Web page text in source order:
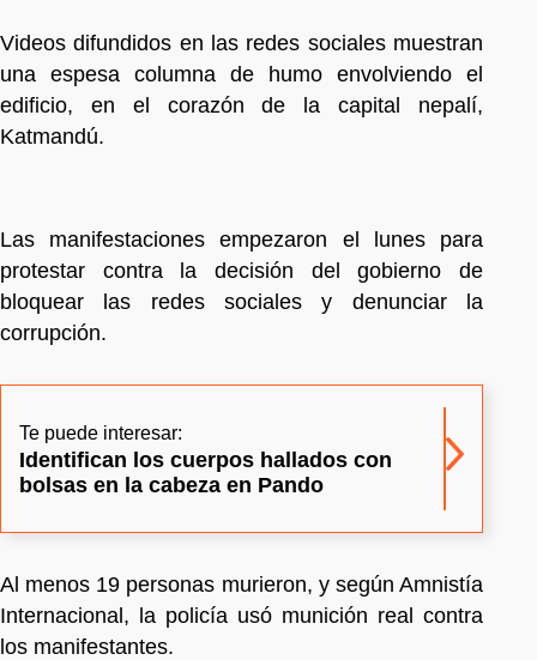
Videos difundidos en las redes sociales muestran
una espesa columna de humo envolviendo el
edificio, en el corazón de la capital nepalí,
Katmandú.
Las manifestaciones empezaron el lunes para
protestar contra la decisión del gobierno de
bloquear las redes sociales y denunciar la
corrupción.
Te puede interesar:
Identifican los cuerpos hallados con
bolsas en la cabeza en Pando
Al menos 19 personas murieron, y según Amnistía
Internacional, la policía usó munición real contra
los manifestantes.